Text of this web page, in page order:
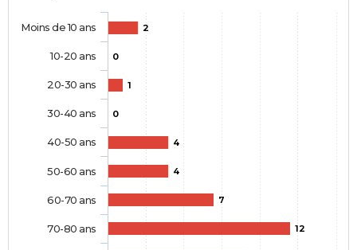
2
0
1
0
4
4
7
12
Moins de 10 ans
10-20 ans
20-30 ans
30-40 ans
40-50 ans
50-60 ans
60-70 ans
70-80 ans